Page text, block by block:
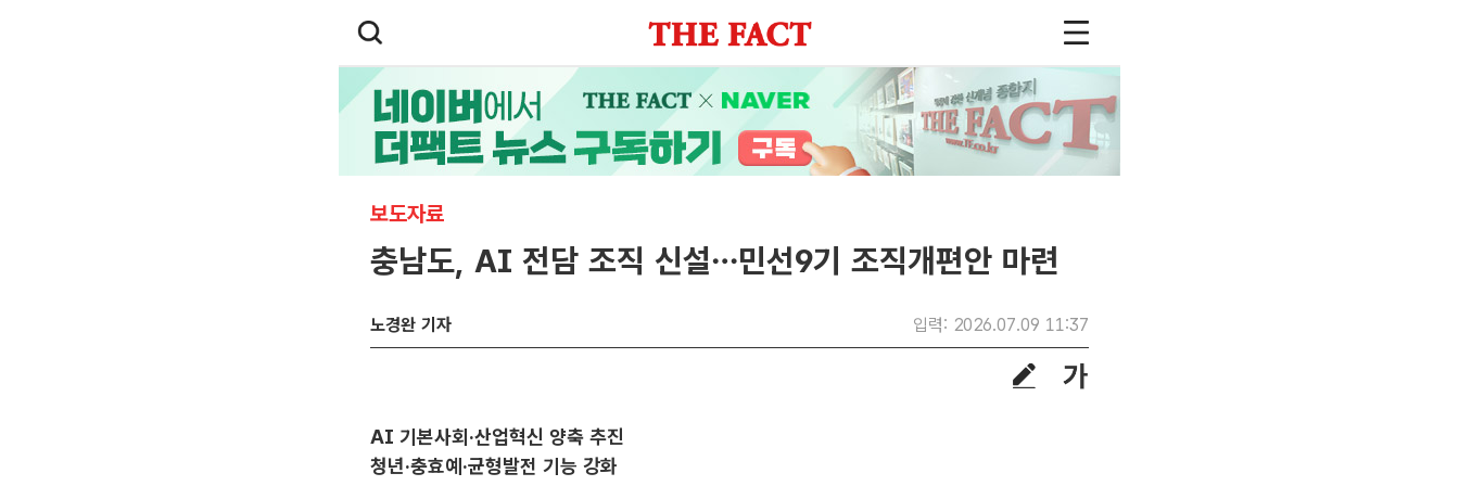
보도자료
충남도, AI 전담 조직 신설…민선9기 조직개편안 마련
노경완 기자 입력: 2026.07.09 11:37
AI 기본사회·산업혁신 양축 추진
청년·충효예·균형발전 기능 강화